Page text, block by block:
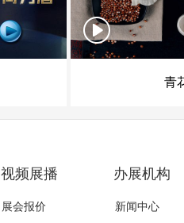
青
视频展播 办展机构
展会报价
新闻中心